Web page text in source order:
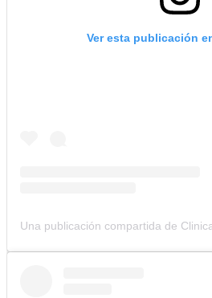
Ver esta publicación